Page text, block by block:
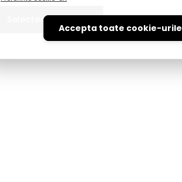
Selecteaza optiuni
Accepta toate cookie-urile